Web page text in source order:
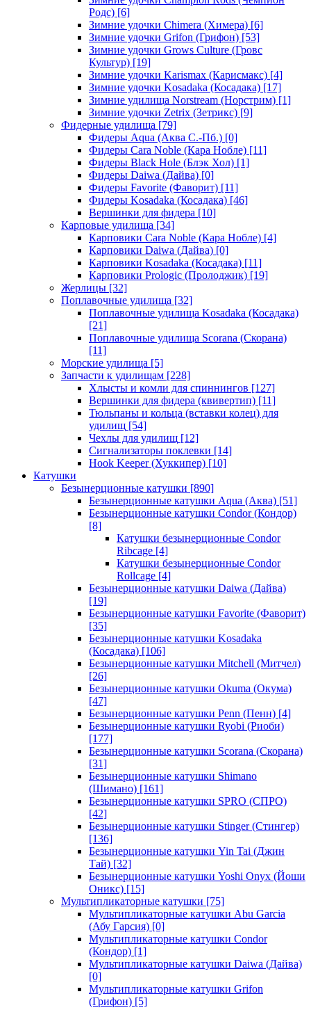
Родс) [6]
Зимние удочки Chimera (Химера) [6]
Зимние удочки Grifon (Грифон) [53]
Зимние удочки Grows Culture (Гровс
Культур) [19]
Зимние удочки Karismax (Карисмакс) [4]
Зимние удочки Kosadaka (Косадака) [17]
Зимние удилища Norstream (Норстрим) [1]
Зимние удочки Zetrix (Зетрикс) [9]
Фидерные удилища [79]
Фидеры Aqua (Аква С.-Пб.) [0]
Фидеры Cara Noble (Кара Нобле) [11]
Фидеры Black Hole (Блэк Хол) [1]
Фидеры Daiwa (Дайва) [0]
Фидеры Favorite (Фаворит) [11]
Фидеры Kosadaka (Косадака) [46]
Вершинки для фидера [10]
Карповые удилища [34]
Карповики Cara Noble (Кара Нобле) [4]
Карповики Daiwa (Дайва) [0]
Карповики Kosadaka (Косадака) [11]
Карповики Prologic (Пролоджик) [19]
Жерлицы [32]
Поплавочные удилища [32]
Поплавочные удилища Kosadaka (Косадака)
[21]
Поплавочные удилища Scorana (Скорана)
[11]
Морские удилища [5]
Запчасти к удилищам [228]
Хлысты и комли для спиннингов [127]
Вершинки для фидера (квивертип) [11]
Тюльпаны и кольца (вставки колец) для
удилищ [54]
Чехлы для удилищ [12]
Сигнализаторы поклевки [14]
Hook Keeper (Хуккипер) [10]
Катушки
Безынерционные катушки [890]
Безынерционные катушки Aqua (Аква) [51]
Безынерционные катушки Condor (Кондор)
[8]
Катушки безынерционные Condor
Ribcage [4]
Катушки безынерционные Condor
Rollcage [4]
Безынерционные катушки Daiwa (Дайва)
[19]
Безынерционные катушки Favorite (Фаворит)
[35]
Безынерционные катушки Kosadaka
(Косадака) [106]
Безынерционные катушки Mitchell (Митчел)
[26]
Безынерционные катушки Okuma (Окума)
[47]
Безынерционные катушки Penn (Пенн) [4]
Безынерционные катушки Ryobi (Риоби)
[177]
Безынерционные катушки Scorana (Скорана)
[31]
Безынерционные катушки Shimano
(Шимано) [161]
Безынерционные катушки SPRO (СПРО)
[42]
Безынерционные катушки Stinger (Стингер)
[136]
Безынерционные катушки Yin Tai (Джин
Тай) [32]
Безынерционные катушки Yoshi Onyx (Йоши
Оникс) [15]
Мультипликаторные катушки [75]
Мультипликаторные катушки Abu Garcia
(Абу Гарсия) [0]
Мультипликаторные катушки Condor
(Кондор) [1]
Мультипликаторные катушки Daiwa (Дайва)
[0]
Мультипликаторные катушки Grifon
(Грифон) [5]